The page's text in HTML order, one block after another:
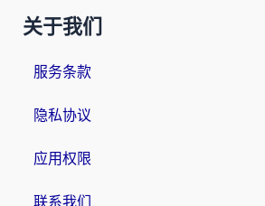
关于我们
服务条款
隐私协议
应用权限
联系我们